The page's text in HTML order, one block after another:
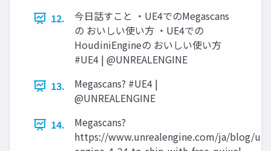
12.
今日話すこと ・UE4でのMegascans
の おいしい使い方 ・UE4での
HoudiniEngineの おいしい使い方
#UE4 | @UNREALENGINE
13.
Megascans? #UE4 |
@UNREALENGINE
14.
Megascans?
https://www.unrealengine.com/ja/blog/